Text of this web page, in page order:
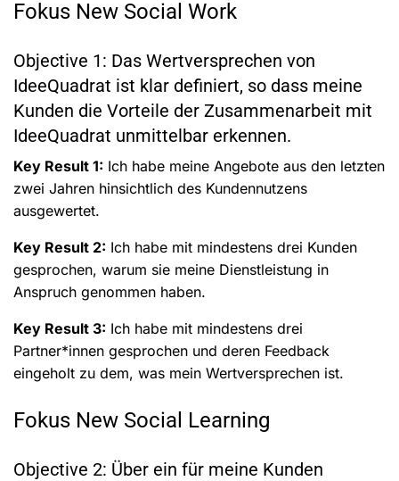
Fokus New Social Work
Objective 1: Das Wertversprechen von
IdeeQuadrat ist klar definiert, so dass meine
Kunden die Vorteile der Zusammenarbeit mit
IdeeQuadrat unmittelbar erkennen.
Key Result 1: Ich habe meine Angebote aus den letzten
zwei Jahren hinsichtlich des Kundennutzens
ausgewertet.
Key Result 2: Ich habe mit mindestens drei Kunden
gesprochen, warum sie meine Dienstleistung in
Anspruch genommen haben.
Key Result 3: Ich habe mit mindestens drei
Partner*innen gesprochen und deren Feedback
eingeholt zu dem, was mein Wertversprechen ist.
Fokus New Social Learning
Objective 2: Über ein für meine Kunden